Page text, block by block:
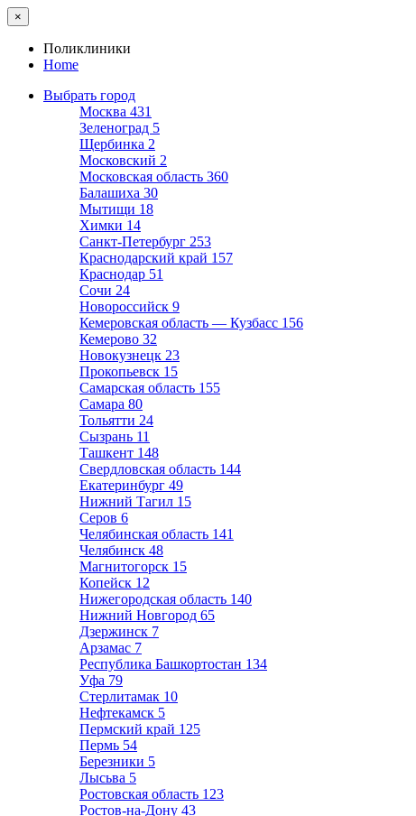
×
Поликлиники
Home
Выбрать город
Москва 431
Зеленоград 5
Щербинка 2
Московский 2
Московская область 360
Балашиха 30
Мытищи 18
Химки 14
Санкт-Петербург 253
Краснодарский край 157
Краснодар 51
Сочи 24
Новороссийск 9
Кемеровская область — Кузбасс 156
Кемерово 32
Новокузнецк 23
Прокопьевск 15
Самарская область 155
Самара 80
Тольятти 24
Сызрань 11
Ташкент 148
Свердловская область 144
Екатеринбург 49
Нижний Тагил 15
Серов 6
Челябинская область 141
Челябинск 48
Магнитогорск 15
Копейск 12
Нижегородская область 140
Нижний Новгород 65
Дзержинск 7
Арзамас 7
Республика Башкортостан 134
Уфа 79
Стерлитамак 10
Нефтекамск 5
Пермский край 125
Пермь 54
Березники 5
Лысьва 5
Ростовская область 123
Ростов-на-Дону 43